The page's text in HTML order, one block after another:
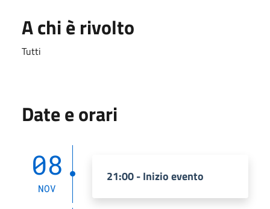
A chi è rivolto
Tutti
Date e orari
08
NOV
21:00 - Inizio evento